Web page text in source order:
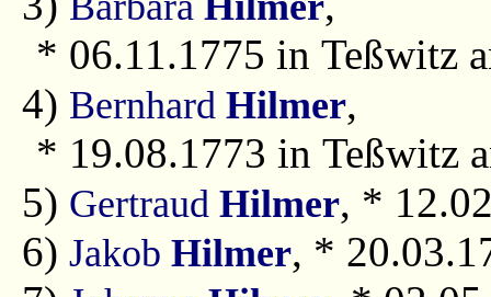
* 06.11.1775 in Teßwitz
4) BernhardHilmer,
* 19.08.1773 in Teßwitz
5) GertraudHilmer, *
6)JakobHilmer, *